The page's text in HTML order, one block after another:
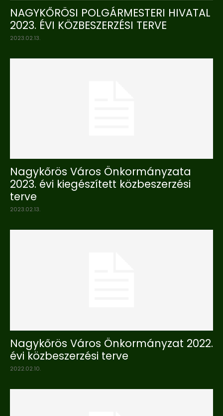
NAGYKŐRÖSI POLGÁRMESTERI HIVATAL
2023. ÉVI KÖZBESZERZÉSI TERVE
2023.02.13.
Nagykőrös Város Önkormányzata
2023. évi kiegészített közbeszerzési
terve
2023.02.13.
Nagykőrös Város Önkormányzat 2022.
évi közbeszerzési terve
2022.02.10.